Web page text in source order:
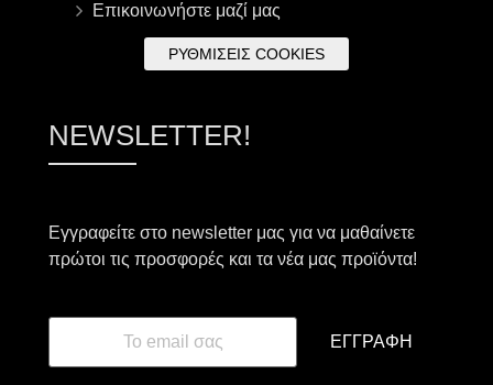
Επικοινωνήστε μαζί μας
ΡΥΘΜΊΣΕΙΣ COOKIES
NEWSLETTER!
Εγγραφείτε στο newsletter μας για να μαθαίνετε
πρώτοι τις προσφορές και τα νέα μας προϊόντα!
ΕΓΓΡΑΦΉ